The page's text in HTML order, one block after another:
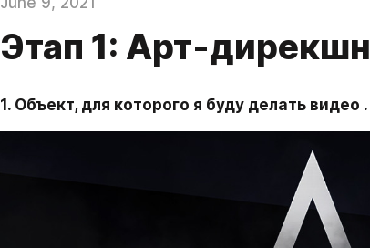
Этап 1: Арт-дирекшн
1. Объект, для которого я буду делать видео .